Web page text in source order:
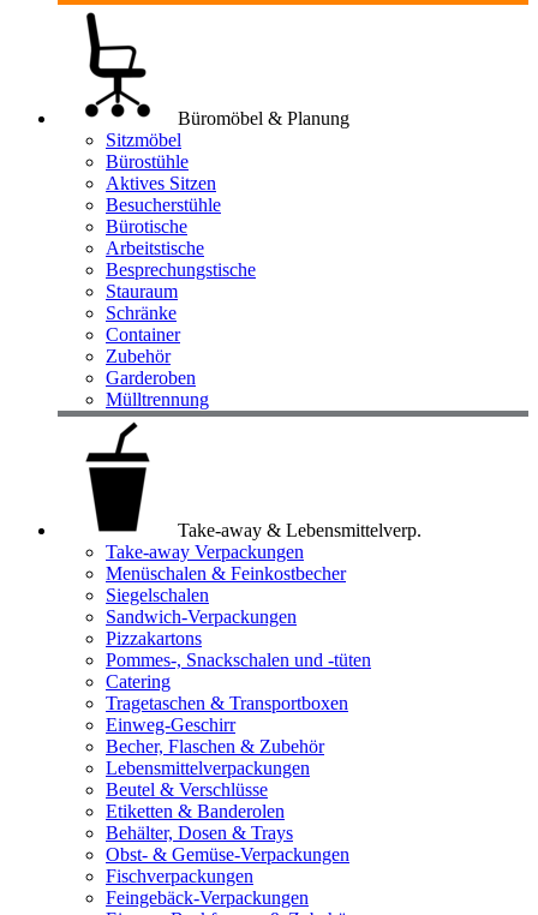
Büromöbel & Planung
Sitzmöbel
Bürostühle
Aktives Sitzen
Besucherstühle
Bürotische
Arbeitstische
Besprechungstische
Stauraum
Schränke
Container
Zubehör
Garderoben
Mülltrennung
Take-away & Lebensmittelverp.
Take-away Verpackungen
Menüschalen & Feinkostbecher
Siegelschalen
Sandwich-Verpackungen
Pizzakartons
Pommes-, Snackschalen und -tüten
Catering
Tragetaschen & Transportboxen
Einweg-Geschirr
Becher, Flaschen & Zubehör
Lebensmittelverpackungen
Beutel & Verschlüsse
Etiketten & Banderolen
Behälter, Dosen & Trays
Obst- & Gemüse-Verpackungen
Fischverpackungen
Feingebäck-Verpackungen